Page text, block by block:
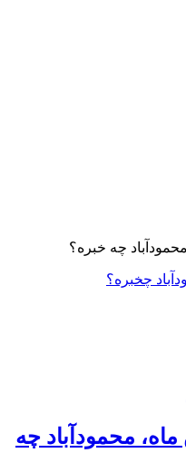
چه خبره؟
چخبره؟
محمودآباد چه